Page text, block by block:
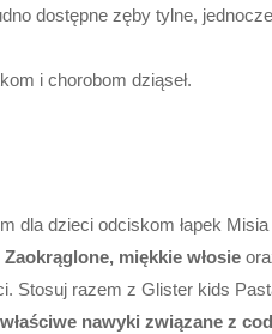
dostępne zęby tylne,
i chorobom dziąseł.
dla dzieci odciskom łapek
Zaokrąglone, miękkie włosie
Stosuj razem z Glister kids
nawyki związane z